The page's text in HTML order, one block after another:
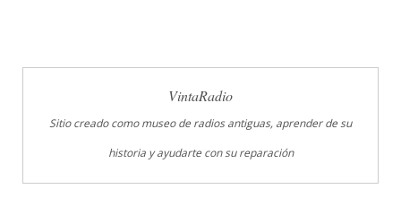
VintaRadio
Sitio creado como museo de radios antiguas, aprender de su
historia y ayudarte con su reparación